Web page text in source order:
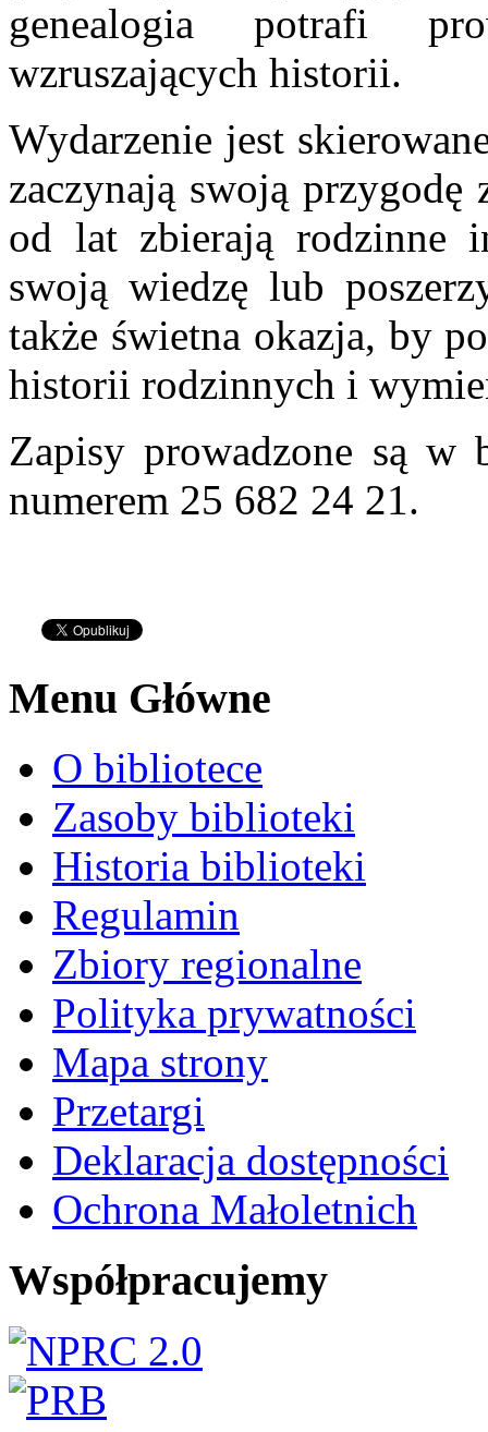
genealogia potrafi
wzruszających historii.
Wydarzenie jest
zaczynają swoją
od lat zbierają rodzinne
swoją wiedzę lub
także świetna okazja, by
historii rodzinnych i
Zapisy prowadzone są w
numerem 25 682 24 21.
Menu Główne
O bibliotece
Zasoby biblioteki
Historia biblioteki
Regulamin
Zbiory regionalne
Polityka prywatności
Mapa strony
Przetargi
Deklaracja dostępności
Ochrona Małoletnich
Współpracujemy